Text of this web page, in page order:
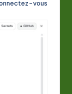
vous